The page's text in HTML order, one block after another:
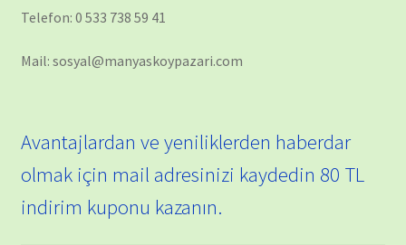
Telefon: 0 533 738 59 41
Mail: sosyal@manyaskoypazari.com
Avantajlardan ve yeniliklerden haberdar
olmak için mail adresinizi kaydedin 80 TL
indirim kuponu kazanın.